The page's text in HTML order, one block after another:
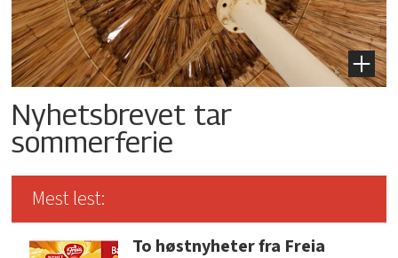
Nyhetsbrevet tar
sommerferie
Mest lest:
To høstnyheter fra Freia